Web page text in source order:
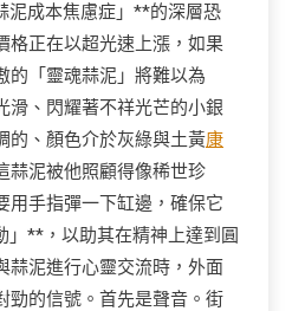
泥成本焦慮症」**的深層恐
格正在以超光速上漲，如果
的「靈魂蒜泥」將難以為
滑、閃耀著不祥光芒的小銀
的、顏色介於灰綠與土黃康
蒜泥被他照顧得像稀世珍
用手指彈一下缸邊，確保它
」**，以助其在精神上達到圓
蒜泥進行心靈交流時，外面
勁的信號。首先是聲音。街